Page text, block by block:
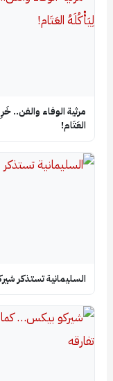
​مرثية الوفاء والفن..
العَتَام!
السليمانية تستذكر شيركو